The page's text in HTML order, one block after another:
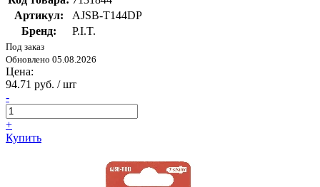
Артикул:
AJSB-T144DP
Бренд:
P.I.T.
Под заказ
Обновлено 05.08.2026
Цена:
94.71 руб. / шт
-
+
Купить